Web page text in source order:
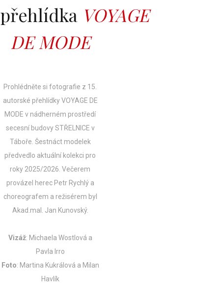
přehlídka VOYAGE
DE MODE
Prohlédněte si fotografie z 15.
autorské přehlídky VOYAGE DE
MODE v nádherném prostředí
secesní budovy STŘELNICE v
Táboře. Šestnáct modelek
předvedlo aktuální kolekci pro
roky 2025/2026. Večerem
provázel herec Petr Rychlý a
choreografem a režisérem byl
Akad.mal. Jan Kunovský.
Vizáž: Michaela Wostlová a
Pavla Irro
Foto: Martina Kukrálová a Milan
Havlík